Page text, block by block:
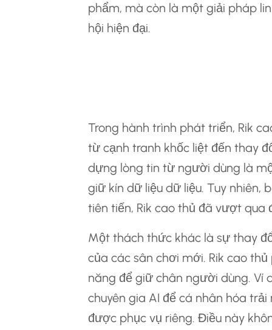
phẩm, mà còn là một giải pháp
hội hiện đại.
Trong hành trình phát triển, Rik
từ cạnh tranh khốc liệt đến thay
dựng lòng tin từ người dùng là
giữ kín dữ liệu dữ liệu. Tuy nhiên,
tiên tiến, Rik cao thủ đã vượt qua
Một thách thức khác là sự thay
của các sân chơi mới. Rik cao
năng để giữ chân người dùng. Ví
chuyên gia AI để cá nhân hóa
được phục vụ riêng. Điều này